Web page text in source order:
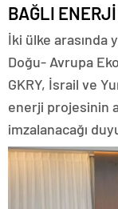
BAĞLI
İki ülke arasında
Doğu- Avrupa
GKRY, İsrail ve
enerji projesinin
imzalanacağı